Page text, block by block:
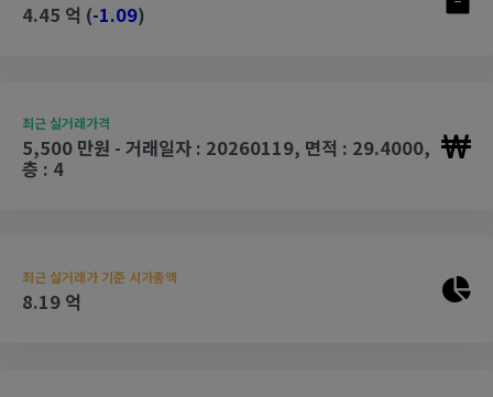
4.45 억 (-1.09)
최근 실거래가격
5,500 만원 - 거래일자 : 20260119, 면적 : 29.4000,
층 : 4
최근 실거래가 기준 시가총액
8.19 억